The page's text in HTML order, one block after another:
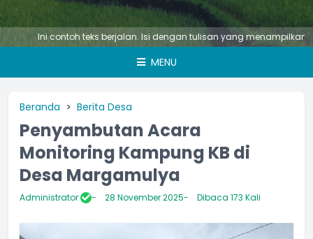
Ini contoh teks berjalan. Isi dengan tulisan yang menampilkan
MENU
Beranda Berita Desa
Penyambutan Acara
Monitoring Kampung KB di
Desa Margamulya
Administrator 28 November 2025 Dibaca 173 Kali